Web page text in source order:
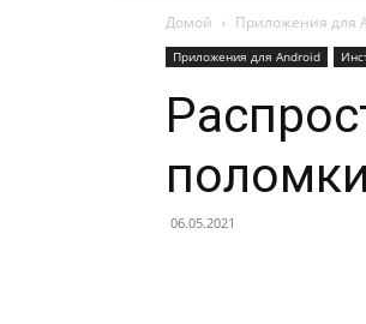
Домой Приложения для
Приложения для Android
06.05.2021